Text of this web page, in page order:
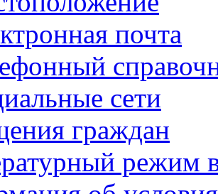
почта
сети
граждан
режим